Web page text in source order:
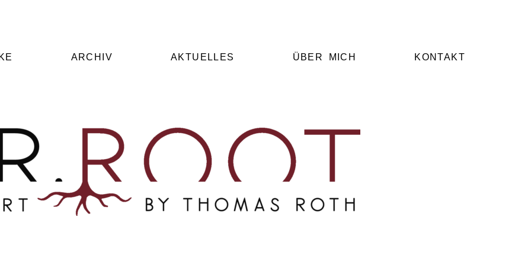
ARCHIV AKTUELLES ÜBER MICH KONTAKT